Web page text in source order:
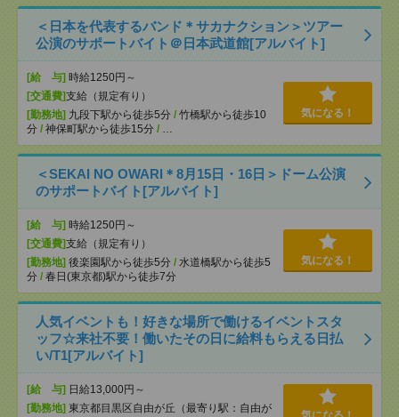
＜日本を代表するバンド＊サカナクション＞ツアー
公演のサポートバイト＠日本武道館[アルバイト]
[給 与] 時給1250円～
[交通費]支給（規定有り）
[勤務地] 九段下駅から徒歩5分 / 竹橋駅から徒歩10
分 / 神保町駅から徒歩15分 / …
気になる！
＜SEKAI NO OWARI＊8月15日・16日＞ドーム公演
のサポートバイト[アルバイト]
[給 与] 時給1250円～
[交通費]支給（規定有り）
[勤務地] 後楽園駅から徒歩5分 / 水道橋駅から徒歩5
分 / 春日(東京都)駅から徒歩7分
気になる！
人気イベントも！好きな場所で働けるイベントスタ
ッフ☆来社不要！働いたその日に給料もらえる日払
い/T1[アルバイト]
[給 与] 日給13,000円～
[勤務地] 東京都目黒区自由が丘（最寄り駅：自由が